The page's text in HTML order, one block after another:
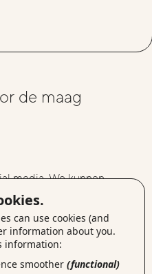
can use cookies (and
information about you.
information:
smoother (functional)
de maag
media. We kunnen
, lekker connecten via
of gewoon samen